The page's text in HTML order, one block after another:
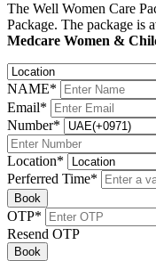
The Well Women Care
Package. The package is
Medcare Women &
NAME*
Email*
Number*
Location*
Perferred Time*
Book
OTP*
Resend OTP
Book